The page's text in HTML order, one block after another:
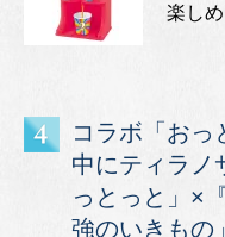
楽し
コラボ「おっ
中にティラノ
っとっと」×
強のいきもの